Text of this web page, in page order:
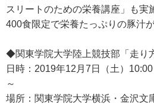
スリートのための栄養講座」も実
400食限定で栄養たっぷりの豚汁
◆関東学院大学陸上競技部「走り
日時：2019年12月7日（土）
～
場所：関東学院大学横浜・金沢文